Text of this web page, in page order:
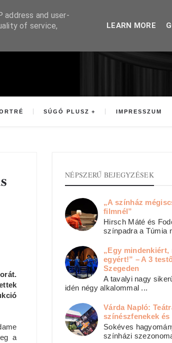
SÚGÓ PLUSZ IMPRESSZUM
a
NÉPSZERŰ BEJEGYZÉSEK
„A színház
filmnél”
Hirsch Máté és
színpadra a Túmia
„Egy mindenkiért,
egyért!” – A 3
Szegeden
A tavalyi nagy
idén négy alkalommal ...
Várda Napló:
színészfenekek
Sokéves
színházi
and user-
of service,
LEARN MORE